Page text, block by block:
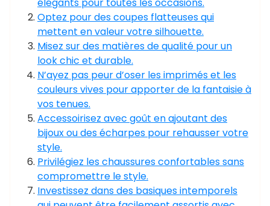
Optez pour des coupes flatteuses qui
mettent en valeur votre silhouette.
Misez sur des matières de qualité pour un
look chic et durable.
N’ayez pas peur d’oser les imprimés et les
couleurs vives pour apporter de la fantaisie à
vos tenues.
Accessoirisez avec goût en ajoutant des
bijoux ou des écharpes pour rehausser votre
style.
Privilégiez les chaussures confortables sans
compromettre le style.
Investissez dans des basiques intemporels